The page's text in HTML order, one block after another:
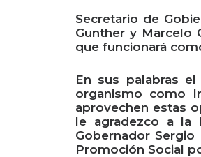
Secretario de
Gunther y Marcelo
que funcionará
En sus palabras
organismo como
aprovechen estas
le agradezco a la
Gobernador
Promoción Social